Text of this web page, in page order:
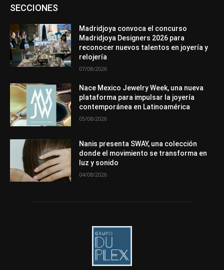
SECCIONESAsociaciones
Entrevistas
Mundo Técnico
Novedades Opiniones
Perspectiva
Premios
Secciones Sin categoría
Más
Madridjoya convoca el concurso
Madridjoya Designers 2026 para
reconocer nuevos talentos en joyería y
relojería
07/08/2026
Nace Mexico Jewelry Week, una nueva
plataforma para impulsar la joyería
contemporánea en Latinoamérica
05/08/2026
Nanis presenta SWAY, una colección
donde el movimiento se transforma en
luz y sonido
04/08/2026